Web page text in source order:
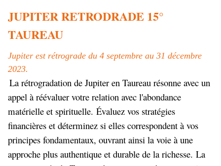
JUPITER RETRODRADE 15°
TAUREAU
Jupiter est rétrograde du 4 septembre au 31 décembre
2023.
La rétrogradation de Jupiter en Taureau résonne avec un
appel à réévaluer votre relation avec l'abondance
matérielle et spirituelle. Évaluez vos stratégies
financières et déterminez si elles correspondent à vos
principes fondamentaux, ouvrant ainsi la voie à une
approche plus authentique et durable de la richesse. La